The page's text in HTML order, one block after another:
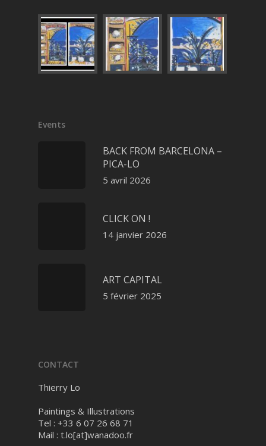
Events
BACK FROM BARCELONA –
PICA-LO
5 avril 2026
CLICK ON !
14 janvier 2026
ART CAPITAL
5 février 2025
CONTACT
Thierry Lo
Paintings & Illustrations
Tel : +33 6 07 26 68 71
Mail : t.lo[at]wanadoo.fr